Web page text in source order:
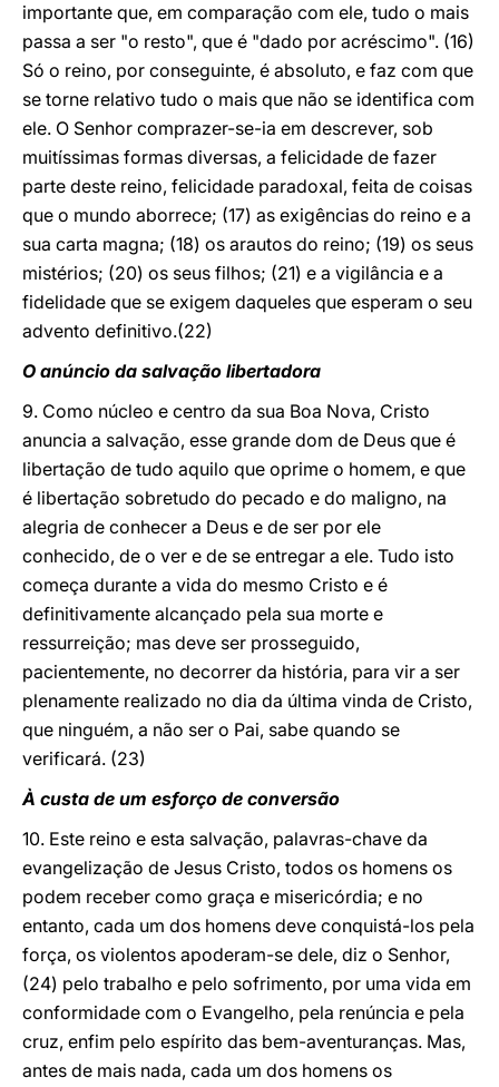
importante que, em comparação com ele, tudo o mais
passa a ser "o resto", que é "dado por acréscimo". (16)
Só o reino, por conseguinte, é absoluto, e faz com que
se torne relativo tudo o mais que não se identifica com
ele. O Senhor comprazer-se-ia em descrever, sob
muitíssimas formas diversas, a felicidade de fazer
parte deste reino, felicidade paradoxal, feita de coisas
que o mundo aborrece; (17) as exigências do reino e a
sua carta magna; (18) os arautos do reino; (19) os seus
mistérios; (20) os seus filhos; (21) e a vigilância e a
fidelidade que se exigem daqueles que esperam o seu
advento definitivo.(22)
O anúncio da salvação libertadora
9. Como núcleo e centro da sua Boa Nova, Cristo
anuncia a salvação, esse grande dom de Deus que é
libertação de tudo aquilo que oprime o homem, e que
é libertação sobretudo do pecado e do maligno, na
alegria de conhecer a Deus e de ser por ele
conhecido, de o ver e de se entregar a ele. Tudo isto
começa durante a vida do mesmo Cristo e é
definitivamente alcançado pela sua morte e
ressurreição; mas deve ser prosseguido,
pacientemente, no decorrer da história, para vir a ser
plenamente realizado no dia da última vinda de Cristo,
que ninguém, a não ser o Pai, sabe quando se
verificará. (23)
À custa de um esforço de conversão
10. Este reino e esta salvação, palavras-chave da
evangelização de Jesus Cristo, todos os homens os
podem receber como graça e misericórdia; e no
entanto, cada um dos homens deve conquistá-los pela
força, os violentos apoderam-se dele, diz o Senhor,
(24) pelo trabalho e pelo sofrimento, por uma vida em
conformidade com o Evangelho, pela renúncia e pela
cruz, enfim pelo espírito das bem-aventuranças. Mas,
antes de mais nada, cada um dos homens os